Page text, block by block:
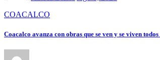
COACALCO
Coacalco avanza con obras que se ven y se viven todos